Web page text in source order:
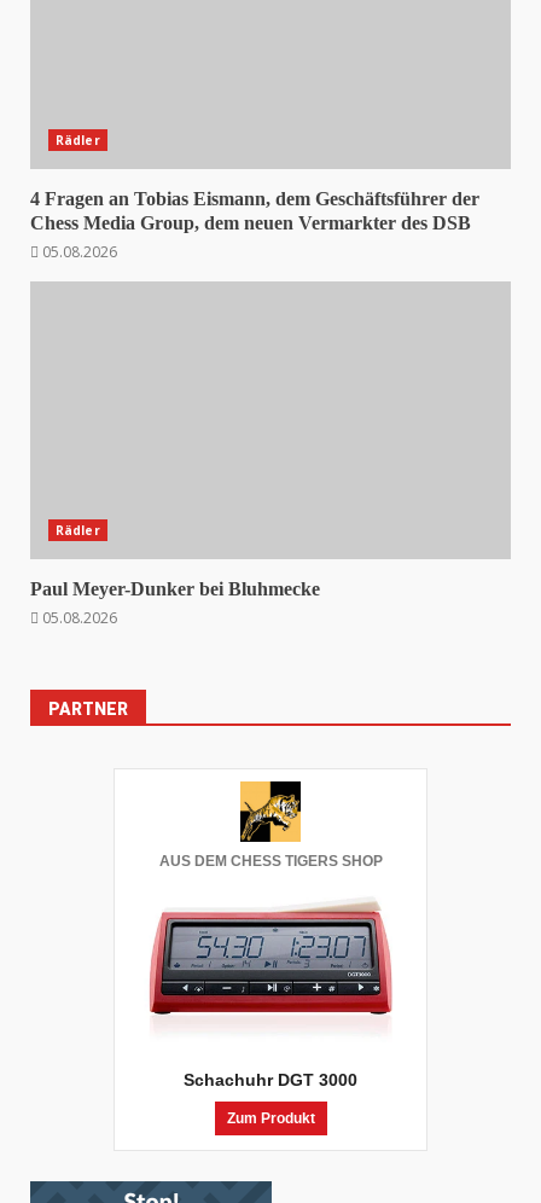
Rädler
4 Fragen an Tobias Eismann, dem Geschäftsführer der
Chess Media Group, dem neuen Vermarkter des DSB
05.08.2026
Rädler
Paul Meyer-Dunker bei Bluhmecke
05.08.2026
PARTNER
AUS DEM CHESS TIGERS SHOP
Schachuhr DGT 3000
Zum Produkt